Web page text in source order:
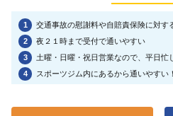
1
交通事故の慰謝料や自賠責保険に対す
2
夜２１時まで受付で通いやすい
3
土曜・日曜・祝日営業なので、平日忙
4
スポーツジム内にあるから通いやすい